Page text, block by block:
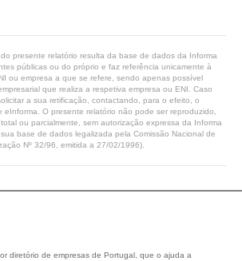
presente relatório resulta da base de dados da Informa
públicas ou do próprio e faz referência unicamente à
ou empresa a que se refere, sendo apenas possível
que realiza a respetiva empresa ou ENI. Caso
a sua retificação, contactando, para o efeito, o
eInforma. O presente relatório não pode ser reproduzido,
ou parcialmente, sem autorização expressa da Informa
base de dados legalizada pela Comissão Nacional de
Nº 32/96, emitida a 27/02/1996).
diretório de empresas de Portugal, que o ajuda a